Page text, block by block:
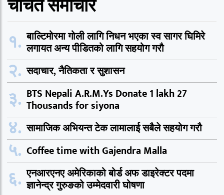
चर्चित समाचार
१. बाल्टिमोरमा गोली लागि निधन भएका स्व सागर घिमिरे
लगायत अन्य पीडितको लागि सहयोग गरौ
२. सदाचार, नैतिकता र सुशासन
३. BTS Nepali A.R.M.Ys Donate 1 lakh 27
Thousands for siyona
४. सामाजिक अभियन्त टेक लामालाई सबैले सहयोग गरौ
५. Coffee time with Gajendra Malla
६. एनआरएनए अमेरिकाको बोर्ड अफ डाइरेक्टर पदमा
ज्ञानेन्द्र गुरुङको उम्मेदवारी घोषणा